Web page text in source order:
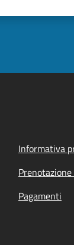
Informativa
Pagamenti